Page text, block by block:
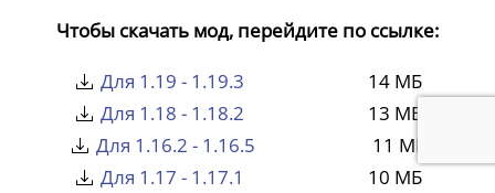
Чтобы скачать мод, перейдите по ссылке:
Для 1.19 - 1.19.3
14 МБ
Для 1.18 - 1.18.2
13 МБ
Для 1.16.2 - 1.16.5
11 МБ
Для 1.17 - 1.17.1
10 МБ